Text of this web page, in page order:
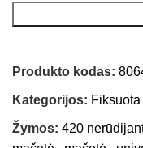
Produkto kodas:
Kategorijos:
Žymos: 420